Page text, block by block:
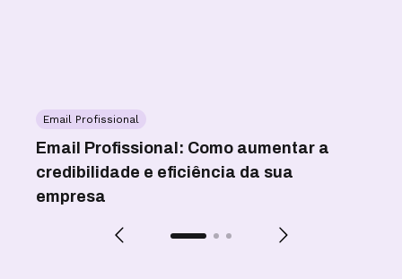
Email Profissional
Email Profissional: Como aumentar a
credibilidade e eficiência da sua
empresa